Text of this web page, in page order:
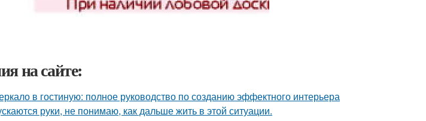
на сайте:
в гостиную: полное руководство по созданию эффектного интерьера
руки, не понимаю, как дальше жить в этой ситуации.